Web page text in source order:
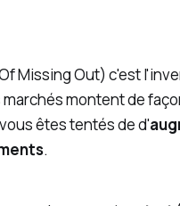
Missing Out) c'est
montent de
êtes tentés de d'
.